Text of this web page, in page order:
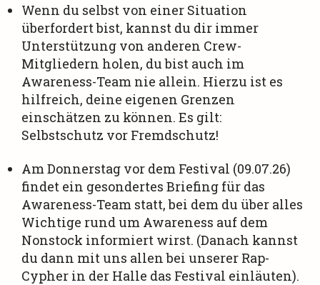
Wenn du selbst von einer Situation
überfordert bist, kannst du dir immer
Unterstützung von anderen Crew-
Mitgliedern holen, du bist auch im
Awareness-Team nie allein. Hierzu ist es
hilfreich, deine eigenen Grenzen
einschätzen zu können. Es gilt:
Selbstschutz vor Fremdschutz!
Am Donnerstag vor dem Festival (09.07.26)
findet ein gesondertes Briefing für das
Awareness-Team statt, bei dem du über alles
Wichtige rund um Awareness auf dem
Nonstock informiert wirst. (Danach kannst
du dann mit uns allen bei unserer Rap-
Cypher in der Halle das Festival einläuten).